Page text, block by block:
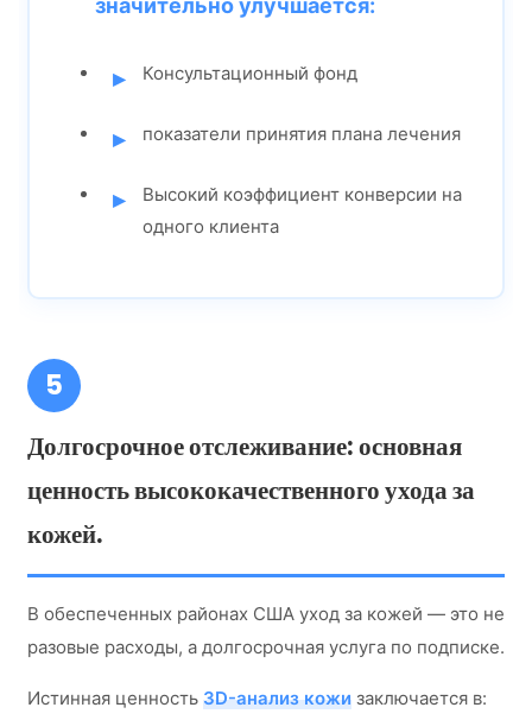
значительно улучшается:
Консультационный фонд
показатели принятия плана лечения
Высокий коэффициент конверсии на
одного клиента
5
Долгосрочное отслеживание: основная
ценность высококачественного ухода за
кожей.
В обеспеченных районах США уход за кожей — это не
разовые расходы, а долгосрочная услуга по подписке.
Истинная ценность 3D-анализ кожизаключается в: